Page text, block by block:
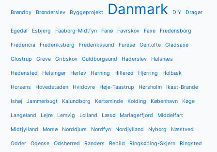
Brøndby Brønderslev Byggeprojekt Danmark DIY Dragør
Egedal Esbjerg Faaborg-Midtfyn Fanø Favrskov Faxe Fredensborg
Fredericia Frederiksberg Frederikssund Furesø Gentofte Gladsaxe
Glostrup Greve Gribskov Guldborgsund Haderslev Halsnæs
Hedensted Helsingør Herlev Herning Hillerød Hjørring Holbæk
Horsens Hovedstaden Hvidovre Høje-Taastrup Hørsholm Ikast-Brande
Ishøj Jammerbugt Kalundborg Kerteminde Kolding København Køge
Langeland Lejre Lemvig Lolland Læsø Mariagerfjord Middelfart
Midtjylland Morsø Norddjurs Nordfyn Nordjylland Nyborg Næstved
Odder Odense Odsherred Randers Rebild Ringkøbing-Skjern Ringsted